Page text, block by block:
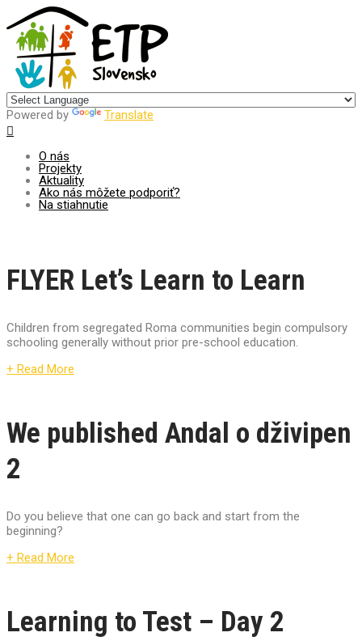
Powered by Translate
O nás
Projekty
Aktuality
Ako nás môžete podporiť?
Na stiahnutie
FLYER Let’s Learn to Learn
Children from segregated Roma communities begin compulsory
schooling generally without prior pre-school education.
+ Read More
We published Andal o dživipen
2
Do you believe that one can go back and start from the
beginning?
+ Read More
Learning to Test – Day 2